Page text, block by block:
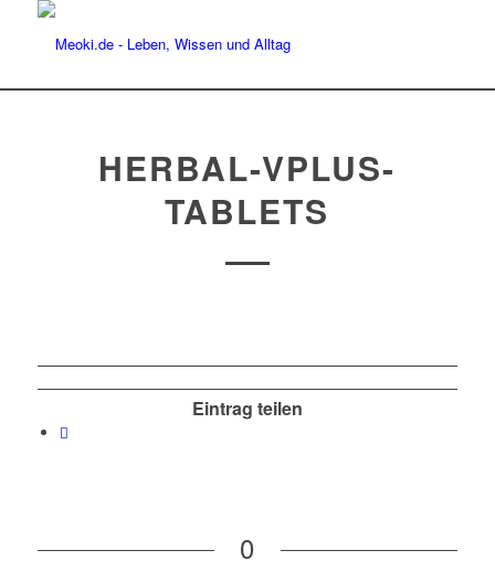
HERBAL-VPLUS-
TABLETS
Eintrag teilen
0